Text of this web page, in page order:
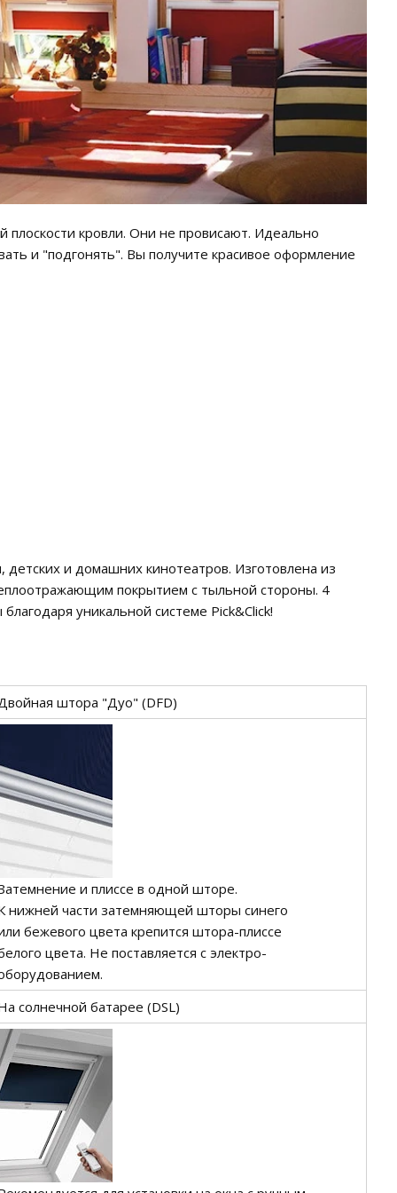
кровли. Они не провисают. Идеально
и "подгонять". Вы получите красивое оформление
и домашних кинотеатров. Изготовлена из
покрытием с тыльной стороны. 4
уникальной системе Pick&Click!
штора "Дуо" (DFD)
и плиссе в одной шторе.
нижней части затемняющей шторы синего
бежевого цвета крепится штора-плиссе
цвета. Не поставляется с электро-
солнечной батарее (DSL)